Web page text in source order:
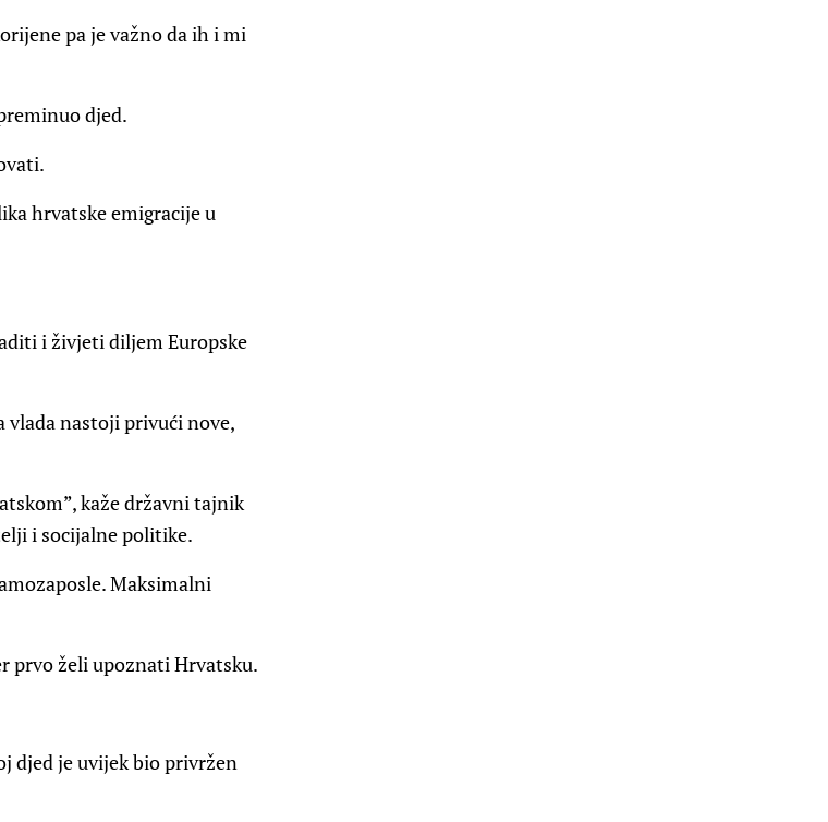
pa je važno da ih i mi
djed.
hrvatske emigracije u
i živjeti diljem Europske
vlada nastoji privući nove,
kaže državni tajnik
i socijalne politike.
Maksimalni
prvo želi upoznati Hrvatsku.
djed je uvijek bio privržen